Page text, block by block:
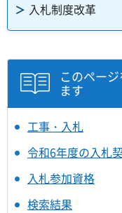
入札制度改革
このペー
ます
工事・入札
令和6年度の入札
入札参加資格
検索結果